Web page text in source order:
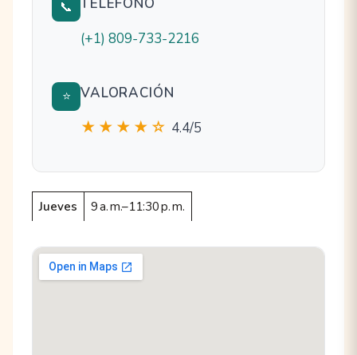
📞 TELÉFONO
(+1) 809-733-2216
⭐ VALORACIÓN
★★★★☆ 4.4/5
Jueves 9 a. m.–11:30 p. m.